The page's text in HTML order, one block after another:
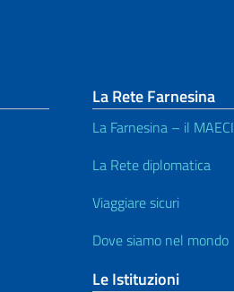
La Rete Farnesina
La Farnesina – il MAECI
La Rete diplomatica
Viaggiare sicuri
Dove siamo nel mondo
Le Istituzioni